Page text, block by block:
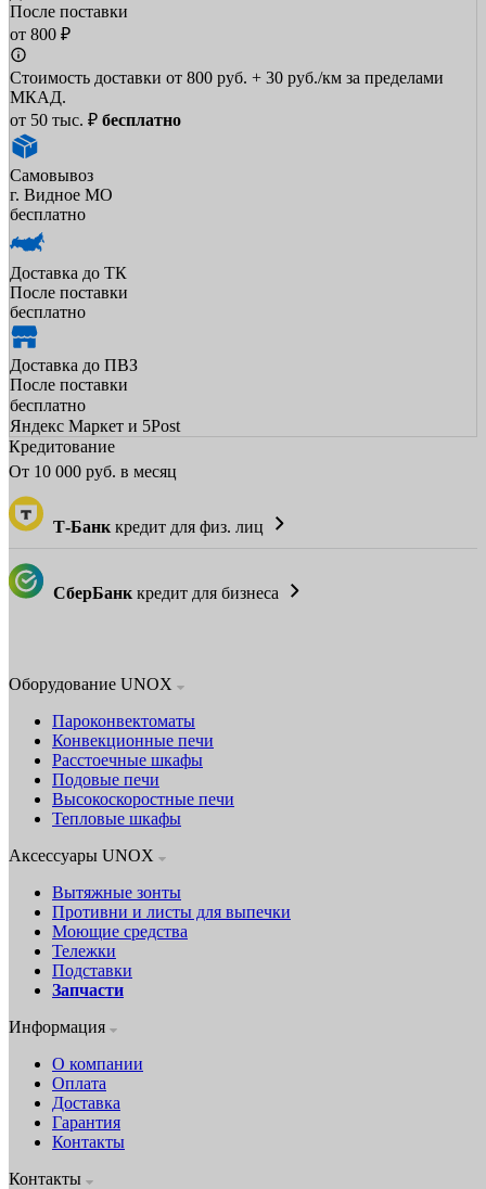
После поставки
от 800 ₽
Стоимость доставки от 800 руб. + 30 руб./км за пределами
МКАД.
от 50 тыс. ₽ бесплатно
Самовывоз
г. Видное МО
бесплатно
Доставка до ТК
После поставки
бесплатно
Доставка до ПВЗ
После поставки
бесплатно
Яндекс Маркет и 5Post
Кредитование
От 10 000 руб. в месяц
Т-Банк кредит для физ. лиц
СберБанк кредит для бизнеса
Оборудование UNOX
Пароконвектоматы
Конвекционные печи
Расстоечные шкафы
Подовые печи
Высокоскоростные печи
Тепловые шкафы
Аксессуары UNOX
Вытяжные зонты
Противни и листы для выпечки
Моющие средства
Тележки
Подставки
Запчасти
Информация
О компании
Оплата
Доставка
Гарантия
Контакты
Контакты